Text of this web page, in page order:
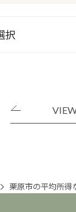
栗原市の平均所得